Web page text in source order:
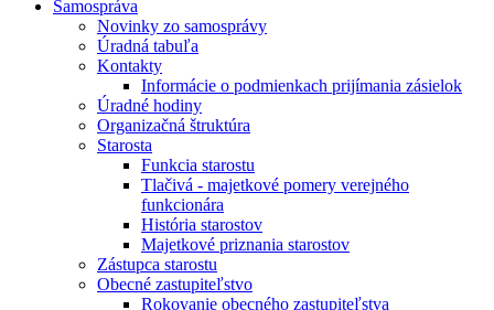
Samospráva
Novinky zo samosprávy
Úradná tabuľa
Kontakty
Informácie o podmienkach prijímania zásielok
Úradné hodiny
Organizačná štruktúra
Starosta
Funkcia starostu
Tlačivá - majetkové pomery verejného
funkcionára
História starostov
Majetkové priznania starostov
Zástupca starostu
Obecné zastupiteľstvo
Rokovanie obecného zastupiteľstva